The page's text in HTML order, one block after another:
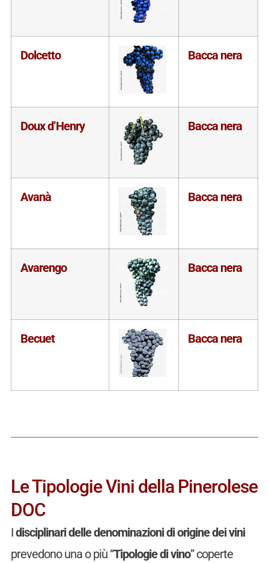
Dolcetto Bacca nera
Doux d’Henry Bacca nera
Avanà Bacca nera
Avarengo Bacca nera
Becuet Bacca nera
Le Tipologie Vini della Pinerolese
DOC
Idisciplinari delle denominazioni di origine dei vini
prevedono una o più “Tipologie di vino” coperte